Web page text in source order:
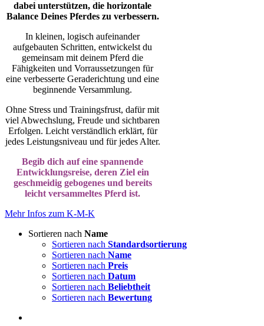
dabei unterstützen, die horizontale
Balance Deines Pferdes zu verbessern.
In kleinen, logisch aufeinander
aufgebauten Schritten, entwickelst du
gemeinsam mit deinem Pferd die
Fähigkeiten und Vorraussetzungen für
eine verbesserte Geraderichtung und eine
beginnende Versammlung.
Ohne Stress und Trainingsfrust, dafür mit
viel Abwechslung, Freude und sichtbaren
Erfolgen. Leicht verständlich erklärt, für
jedes Leistungsniveau und für jedes Alter.
Begib dich auf eine spannende
Entwicklungsreise, deren Ziel ein
geschmeidig gebogenes und bereits
leicht versammeltes Pferd ist.
Mehr Infos zum K-M-K
Sortieren nach Name
Sortieren nach Standardsortierung
Sortieren nach Name
Sortieren nach Preis
Sortieren nach Datum
Sortieren nach Beliebtheit
Sortieren nach Bewertung